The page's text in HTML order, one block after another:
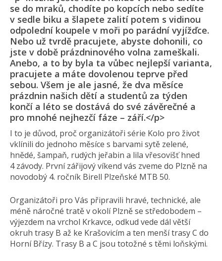
se do mraků, chodíte po kopcích nebo sedíte
v sedle biku a šlapete zalití potem s vidinou
odpolední koupele v moři po parádní vyjížďce.
Nebo už tvrdě pracujete, abyste dohonili, co
jste v době prázdninového volna zameškali.
Anebo, a to by byla ta vůbec nejlepší varianta,
pracujete a máte dovolenou teprve před
sebou. Všem je ale jasné, že dva měsíce
prázdnin našich dětí a studentů za týden
končí a léto se dostává do své závěrečné a
pro mnohé nejhezčí fáze – září.</p>
I to je důvod, proč organizátoři série Kolo pro život
vklínili do jednoho měsíce s barvami sytě zelené,
hnědé, šampaň, rudých jeřabin a lila vřesovišť hned
4 závody. První zářijový víkend vás zveme do Plzně na
novodobý 4. ročník Birell Plzeňské MTB 50.
Organizátoři pro Vás připravili hravé, technické, ale
méně náročné tratě v okolí Plzně se středobodem –
výjezdem na vrchol Krkavce, odkud vede dál větší
okruh trasy B až ke Krašovicím a ten menší trasy C do
Horní Břízy. Trasy B a C jsou totožné s těmi loňskými.